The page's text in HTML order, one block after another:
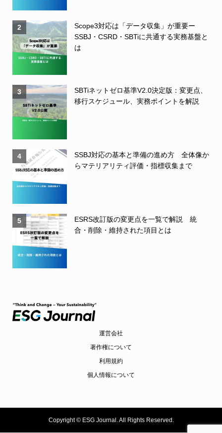
2
Scope3対応は「データ収集」が重要ー
SSBJ・CSRD・SBTiに共通する実務基盤と
は
3
SBTiネットゼロ基準V2.0決定版：変更点、
移行スケジュール、実務ポイントを解説
4
SSBJ対応の基本と準備の進め方 全体像か
らマテリアリティ評価・指標収集まで
5
ESRS改訂版の変更点を一覧で解説 統
合・削除・維持された項目とは
運営会社
著作権について
利用規約
個人情報について
Copyright ©ESG Journal. All Rights Reserved.